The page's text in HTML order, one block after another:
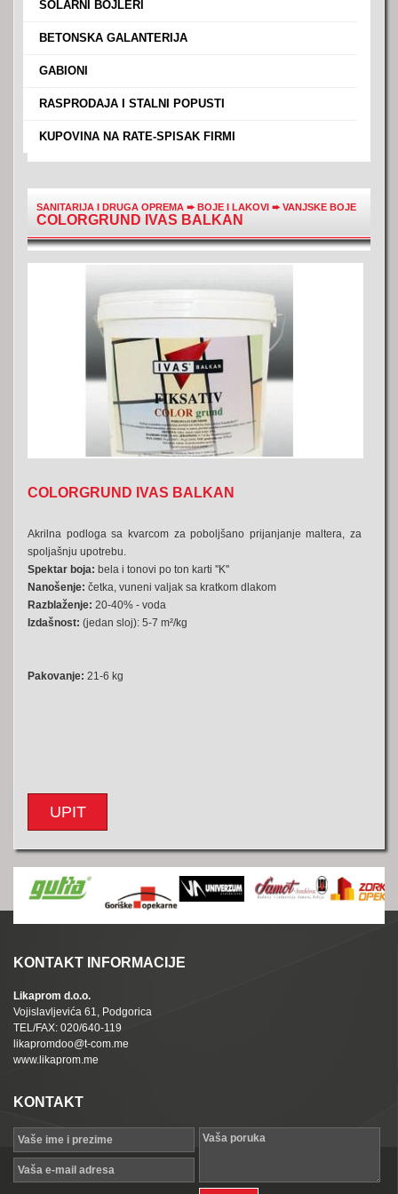
SOLARNI BOJLERI
BETONSKA GALANTERIJA
GABIONI
RASPRODAJA I STALNI POPUSTI
KUPOVINA NA RATE-SPISAK FIRMI
SANITARIJA I DRUGA OPREMA ➨BOJE I LAKOVI ➨VANJSKE BOJE
COLORGRUND IVAS BALKAN
COLORGRUND IVAS BALKAN
Akrilna podloga sa kvarcom za poboljšano prijanjanje maltera, za
spoljašnju upotrebu.
Spektar boja: bela i tonovi po ton karti ''K''
Nanošenje: četka, vuneni valjak sa kratkom dlakom
Razblaženje: 20-40% - voda
Izdašnost: (jedan sloj): 5-7 m²/kg
Pakovanje: 21-6 kg
UPIT
KONTAKT INFORMACIJE
Likaprom d.o.o.
Vojislavljevića 61, Podgorica
TEL/FAX: 020/640-119
likapromdoo@t-com.me
www.likaprom.me
KONTAKT